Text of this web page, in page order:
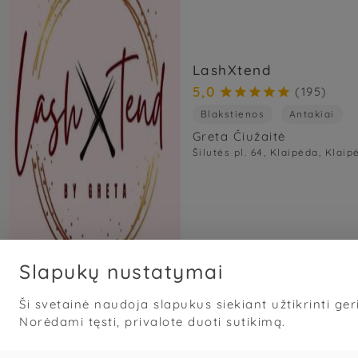
LashXtend
5,0      (195)
Blakstienos Antakiai
Greta Čiužaitė
Šilutės pl. 64, Klaipėda,
Slapukų nustatymai
Ši svetainė naudoja slapukus siekiant užtikrinti
Norėdami tęsti, privalote duoti sutikimą.